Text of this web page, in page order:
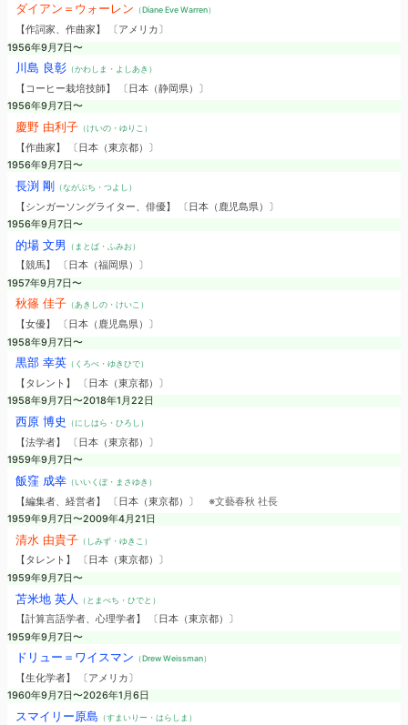
ダイアン＝ウォーレン （Diane Eve Warren）
【作詞家、作曲家】 〔アメリカ〕
1956年9月7日〜
川島 良彰（かわしま・よしあき）
【コーヒー栽培技師】 〔日本（静岡県）〕
1956年9月7日〜
慶野 由利子（けいの・ゆりこ）
【作曲家】 〔日本（東京都）〕
1956年9月7日〜
長渕 剛 （ながぶち・つよし）
【シンガーソングライター、俳優】 〔日本（鹿児島県）〕
1956年9月7日〜
的場 文男 （まとば・ふみお）
【競馬】 〔日本（福岡県）〕
1957年9月7日〜
秋篠 佳子（あきしの・けいこ）
【女優】 〔日本（鹿児島県）〕
1958年9月7日〜
黒部 幸英（くろべ・ゆきひで）
【タレント】 〔日本（東京都）〕
1958年9月7日〜2018年1月22日
西原 博史 （にしはら・ひろし）
【法学者】 〔日本（東京都）〕
1959年9月7日〜
飯窪 成幸（いいくぼ・まさゆき）
【編集者、経営者】 〔日本（東京都）〕 ※文藝春秋 社長
1959年9月7日〜2009年4月21日
清水 由貴子（しみず・ゆきこ）
【タレント】 〔日本（東京都）〕
1959年9月7日〜
苫米地 英人 （とまべち・ひでと）
【計算言語学者、心理学者】 〔日本（東京都）〕
1959年9月7日〜
ドリュー＝ワイスマン （Drew Weissman）
【生化学者】 〔アメリカ〕
1960年9月7日〜2026年1月6日
スマイリー原島 （すまいりー・はらしま）